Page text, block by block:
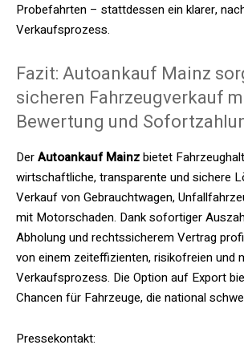
Probefahrten – stattdessen ein klarer,
Verkaufsprozess.
Fazit: Autoankauf Mainz
sicheren Fahrzeugverkauf
Bewertung und
DerAutoankauf Mainzbietet
wirtschaftliche, transparente und sichere
Verkauf von Gebrauchtwagen,
mit Motorschaden. Dank sofortiger
Abholung und rechtssicherem Vertrag
von einem zeiteffizienten, risikofreien und
Verkaufsprozess. Die Option auf Export
Chancen für Fahrzeuge, die national
Pressekontakt: